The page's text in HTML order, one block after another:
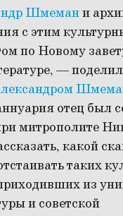
Шмемани
с этим
по Новому
—
отец был
митрополите
какой
таких
из
и советской